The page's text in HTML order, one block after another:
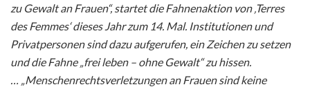
zu Gewalt an Frauen“, startet die Fahnenaktion von ‚Terres
des Femmes‘ dieses Jahr zum 14. Mal. Institutionen und
Privatpersonen sind dazu aufgerufen, ein Zeichen zu setzen
und die Fahne „frei leben – ohne Gewalt“ zu hissen.
… „Menschenrechtsverletzungen an Frauen sind keine